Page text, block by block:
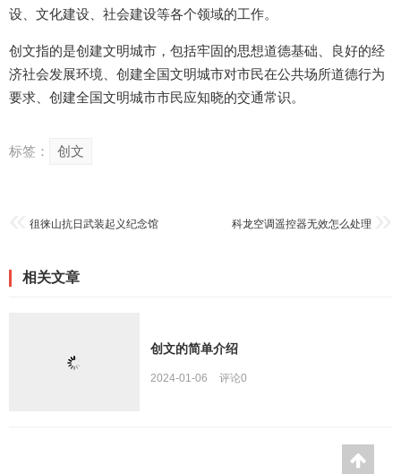
设、文化建设、社会建设等各个领域的工作。
创文指的是创建文明城市，包括牢固的思想道德基础、良好的经
济社会发展环境、创建全国文明城市对市民在公共场所道德行为
要求、创建全国文明城市市民应知晓的交通常识。
标签： 创文
徂徕山抗日武装起义纪念馆 科龙空调遥控器无效怎么处理
相关文章
创文的简单介绍
2024-01-06 评论0